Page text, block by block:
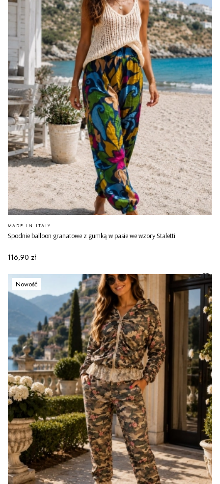
Spodnie balloon granatowe z gumką w pasie we wzory Staletti
PRODUCENT
MADE IN ITALY
Cena
116,90 zł
Nowość